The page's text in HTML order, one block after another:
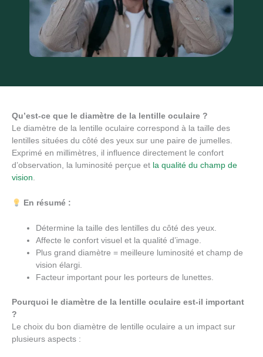
Qu’est-ce que le diamètre de la lentille oculaire ?
Le diamètre de la lentille oculaire correspond à la taille des
lentilles situées du côté des yeux sur une paire de jumelles.
Exprimé en millimètres, il influence directement le confort
d’observation, la luminosité perçue et la qualité du champ de
vision.
En résumé :
Détermine la taille des lentilles du côté des yeux.
Affecte le confort visuel et la qualité d’image.
Plus grand diamètre = meilleure luminosité et champ de
vision élargi.
Facteur important pour les porteurs de lunettes.
Pourquoi le diamètre de la lentille oculaire est-il important
?
Le choix du bon diamètre de lentille oculaire a un impact sur
plusieurs aspects :